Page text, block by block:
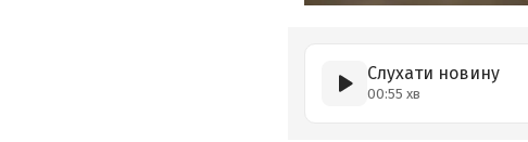
Слухати новину
00:55 хв